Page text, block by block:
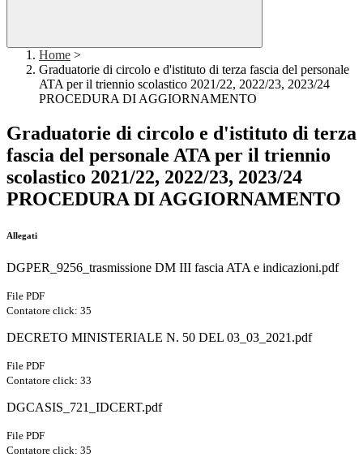
Home >
Graduatorie di circolo e d'istituto di terza fascia del personale
ATA per il triennio scolastico 2021/22, 2022/23, 2023/24
PROCEDURA DI AGGIORNAMENTO
Graduatorie di circolo e d'istituto di terza
fascia del personale ATA per il triennio
scolastico 2021/22, 2022/23, 2023/24
PROCEDURA DI AGGIORNAMENTO
Allegati
DGPER_9256_trasmissione DM III fascia ATA e indicazioni.pdf
File PDF
Contatore click: 35
DECRETO MINISTERIALE N. 50 DEL 03_03_2021.pdf
File PDF
Contatore click: 33
DGCASIS_721_IDCERT.pdf
File PDF
Contatore click: 35